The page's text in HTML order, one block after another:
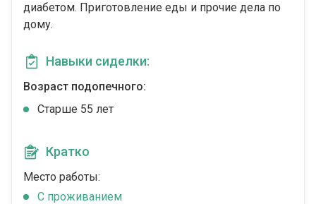
диабетом. Приготовление еды и прочие дела по
дому.
Навыки сиделки:
Возраст подопечного:
Cтарше 55 лет
Кратко
Место работы:
C проживанием